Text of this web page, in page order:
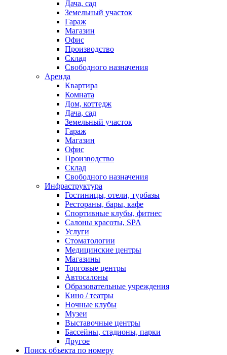
Дача, сад
Земельный участок
Гараж
Магазин
Офис
Производство
Склад
Свободного назначения
Аренда
Квартира
Комната
Дом, коттедж
Дача, сад
Земельный участок
Гараж
Магазин
Офис
Производство
Склад
Свободного назначения
Инфраструктура
Гостиницы, отели, турбазы
Рестораны, бары, кафе
Спортивные клубы, фитнес
Салоны красоты, SPA
Услуги
Стоматологии
Медицинские центры
Магазины
Торговые центры
Автосалоны
Образовательные учреждения
Кино / театры
Ночные клубы
Музеи
Выставочные центры
Бассейны, стадионы, парки
Другое
Поиск объекта по номеру